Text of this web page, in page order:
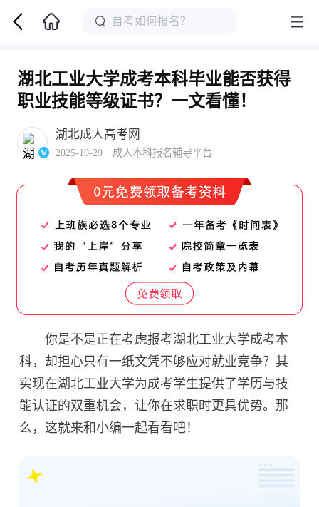
湖北工业大学成考本科毕业能否获得
职业技能等级证书？一文看懂！
湖北成人高考网
2025-10-29 成人本科报名辅导平台
你是不是正在考虑报考湖北工业大学成考本
科，却担心只有一纸文凭不够应对就业竞争？其
实现在湖北工业大学为成考学生提供了学历与技
能认证的双重机会，让你在求职时更具优势。那
么，这就来和小编一起看看吧！